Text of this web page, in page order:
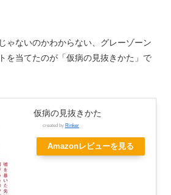
ゃないのかわからない、グレーゾーン
を当てたのが「仮病の見抜きかた」で
仮病の見抜きかた
created by Rinker
Amazonレビューを見る